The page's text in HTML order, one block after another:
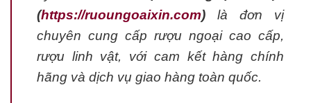
(https://ruoungoaixin.com) là đơn vị
chuyên cung cấp rượu ngoại cao cấp,
rượu linh vật, với cam kết hàng chính
hãng và dịch vụ giao hàng toàn quốc.